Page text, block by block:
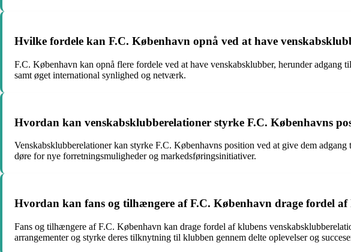
Hvilke fordele kan F.C. København opnå ved at have
F.C. København kan opnå flere fordele ved at have venskabsklubber, herunder
samt øget international synlighed og netværk.
Hvordan kan venskabsklubberelationer styrke F.C. Københavns
Venskabsklubberelationer kan styrke F.C. Københavns position ved at give dem
døre for nye forretningsmuligheder og markedsføringsinitiativer.
Hvordan kan fans og tilhængere af F.C. København drage fordel af
Fans og tilhængere af F.C. København kan drage fordel af klubens
arrangementer og styrke deres tilknytning til klubben gennem delte oplevelser og